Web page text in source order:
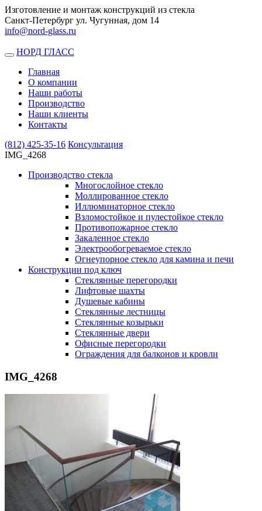
Изготовление и монтаж конструкций из стекла
Санкт-Петербург ул. Чугунная, дом 14
info@nord-glass.ru
Toggle
navigation
НОРД ГЛАСС
Главная
О компании
Наши работы
Производство
Наши клиенты
Контакты
(812) 425-35-16 Консультация
IMG_4268
Производство стекла
Многослойное стекло
Моллированное стекло
Иллюминаторное стекло
Взломостойкое и пулестойкое стекло
Противопожарное стекло
Закаленное стекло
Электрообогреваемое стекло
Огнеупорное стекло для камина и печи
Конструкции под ключ
Стеклянные перегородки
Лифтовые шахты
Душевые кабины
Cтеклянные лестницы
Cтеклянные козырьки
Cтеклянные двери
Офисные перегородки
Ограждения для балконов и кровли
IMG_4268